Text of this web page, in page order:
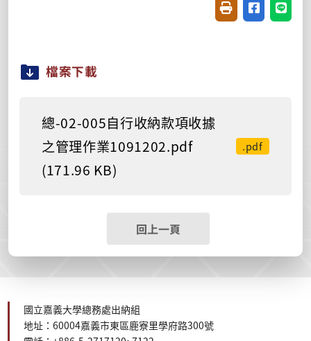
友善列印(開新視
分享至臉書
分享
檔案下載
總-02-005自行收納款項收據
之管理作業1091202.pdf
(171.96 KB)
.pdf
回上一頁
國立嘉義大學總務處出納組
地址：60004嘉義市東區鹿寮里學府路300號